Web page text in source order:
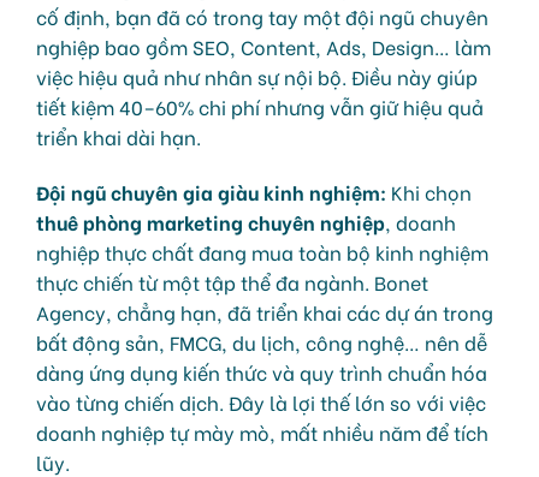
cố định, bạn đã có trong tay một đội ngũ chuyên
nghiệp bao gồm SEO, Content, Ads, Design… làm
việc hiệu quả như nhân sự nội bộ. Điều này giúp
tiết kiệm 40–60% chi phí nhưng vẫn giữ hiệu quả
triển khai dài hạn.
Đội ngũ chuyên gia giàu kinh nghiệm: Khi chọn
thuê phòng marketing chuyên nghiệp, doanh
nghiệp thực chất đang mua toàn bộ kinh nghiệm
thực chiến từ một tập thể đa ngành. Bonet
Agency, chẳng hạn, đã triển khai các dự án trong
bất động sản, FMCG, du lịch, công nghệ… nên dễ
dàng ứng dụng kiến thức và quy trình chuẩn hóa
vào từng chiến dịch. Đây là lợi thế lớn so với việc
doanh nghiệp tự mày mò, mất nhiều năm để tích
lũy.